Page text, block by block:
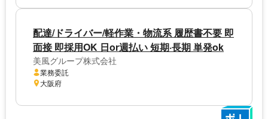
配達/ドライバー/軽作業・物流系 履歴書不要 即
面接 即採用OK 日or週払い 短期·長期 単発ok
美風グループ株式会社
業務委託
大阪府